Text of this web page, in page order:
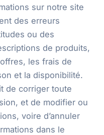
sur notre site
des erreurs
ou des
de produits,
les frais de
et la disponibilité.
de corriger toute
et de modifier ou
voire d’annuler
dans le